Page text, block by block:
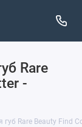
Rare
-
Rare Beauty Find